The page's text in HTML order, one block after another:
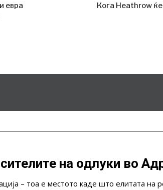
евра
Кога Heathrow
на одлуки во
– тоа е местото каде што елитата на